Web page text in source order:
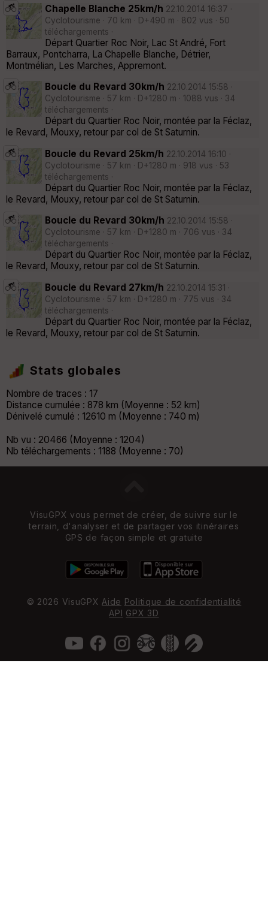
Chapelle Blanche 25km/h 22.10.2014 16:37 ·
Cyclotourisme · 70 km · D+490 m · 802 vus · 50
téléchargements ·
Départ Quartier Roc Noir, Lac St André, Fort
Barraux, Pontcharra, La Chapelle Blanche, Détrier,
Montmélian, Les Marches, Appremont.
Boucle du Revard 30km/h 22.10.2014 15:58 ·
Cyclotourisme · 57 km · D+1280 m · 1088 vus · 34
téléchargements ·
Départ du Quartier Roc Noir, montée par la Féclaz,
le Revard, Mouxy, retour par col de St Saturnin.
Boucle du Revard 25km/h 22.10.2014 16:10 ·
Cyclotourisme · 57 km · D+1280 m · 918 vus · 53
téléchargements ·
Départ du Quartier Roc Noir, montée par la Féclaz,
le Revard, Mouxy, retour par col de St Saturnin.
Boucle du Revard 30km/h 22.10.2014 15:58 ·
Cyclotourisme · 57 km · D+1280 m · 706 vus · 34
téléchargements ·
Départ du Quartier Roc Noir, montée par la Féclaz,
le Revard, Mouxy, retour par col de St Saturnin.
Boucle du Revard 27km/h 22.10.2014 15:31 ·
Cyclotourisme · 57 km · D+1280 m · 775 vus · 34
téléchargements ·
Départ du Quartier Roc Noir, montée par la Féclaz,
le Revard, Mouxy, retour par col de St Saturnin.
Stats globales
Nombre de traces : 17
Distance cumulée : 878 km (Moyenne : 52 km)
Dénivelé cumulé : 12610 m (Moyenne : 740 m)
Nb vu : 20466 (Moyenne : 1204)
Nb téléchargements : 1188 (Moyenne : 70)
VisuGPX vous permet de créer, de suivre sur le
terrain, d'analyser et de partager vos itinéraires
GPS de façon simple et gratuite
© 2026 VisuGPX Aide Politique de confidentialité
API GPX 3D